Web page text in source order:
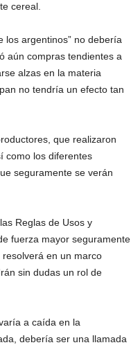
cereal.
los argentinos” no debería
aún compras tendientes a
alzas en la materia
no tendría un efecto tan
que realizaron
como los diferentes
seguramente se verán
Reglas de Usos y
fuerza mayor seguramente
en un marco
sin dudas un rol de
a caída en la
debería ser una llamada